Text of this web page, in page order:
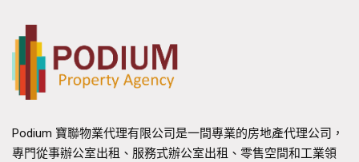
Podium 寶聯物業代理有限公司是一間專業的房地產代理公司，
專門從事辦公室出租、服務式辦公室出租、零售空間和工業領